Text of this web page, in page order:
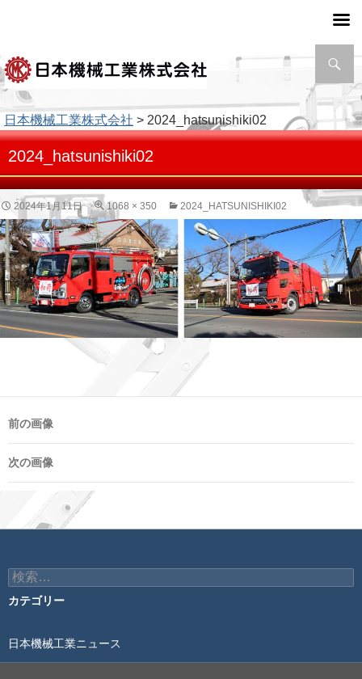
索
日本機械工業株式会社 > 2024_hatsunishiki02
2024_hatsunishiki02
2024年1月11日 1068 × 350 2024_HATSUNISHIKI02
前の画像
次の画像
検
索:
カテゴリー
日本機械工業ニュース